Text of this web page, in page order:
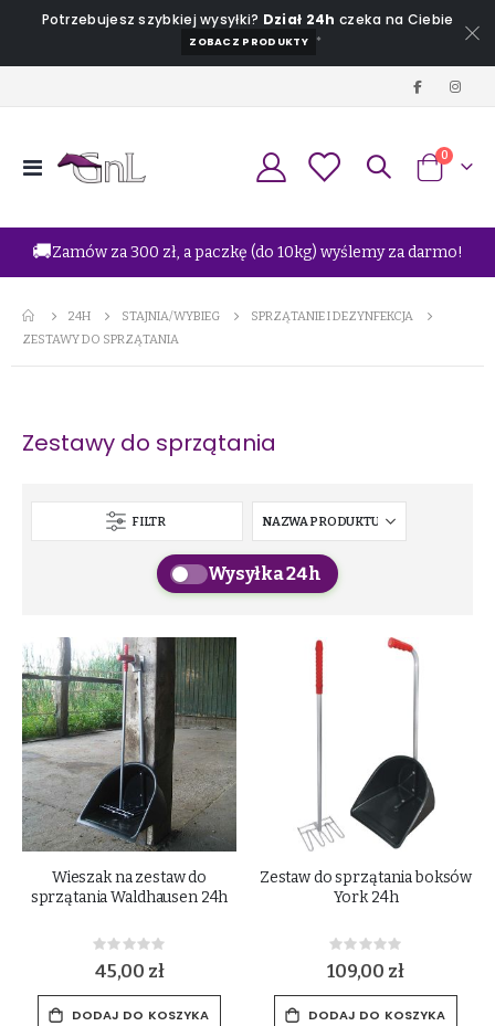
Potrzebujesz szybkiej wysyłki? Dział 24h czeka na Ciebie
ZOBACZ PRODUKTY *
Przełącznik
Koszyk
0
🚚Zamów za 300 zł, a paczkę (do 10kg) wyślemy za darmo!
24H STAJNIA/WYBIEG
SPRZĄTANIE I DEZYNFEKCJA
ZESTAWY DO SPRZĄTANIA
Zestawy do sprzątania
FILTR
Wysyłka 24h
Wieszak na zestaw do
sprzątania Waldhausen 24h
Rating:
0%
45,00 zł
DODAJ DO KOSZYKA
Zestaw do sprzątania boksów
York 24h
Rating:
0%
109,00 zł
DODAJ DO KOSZYKA